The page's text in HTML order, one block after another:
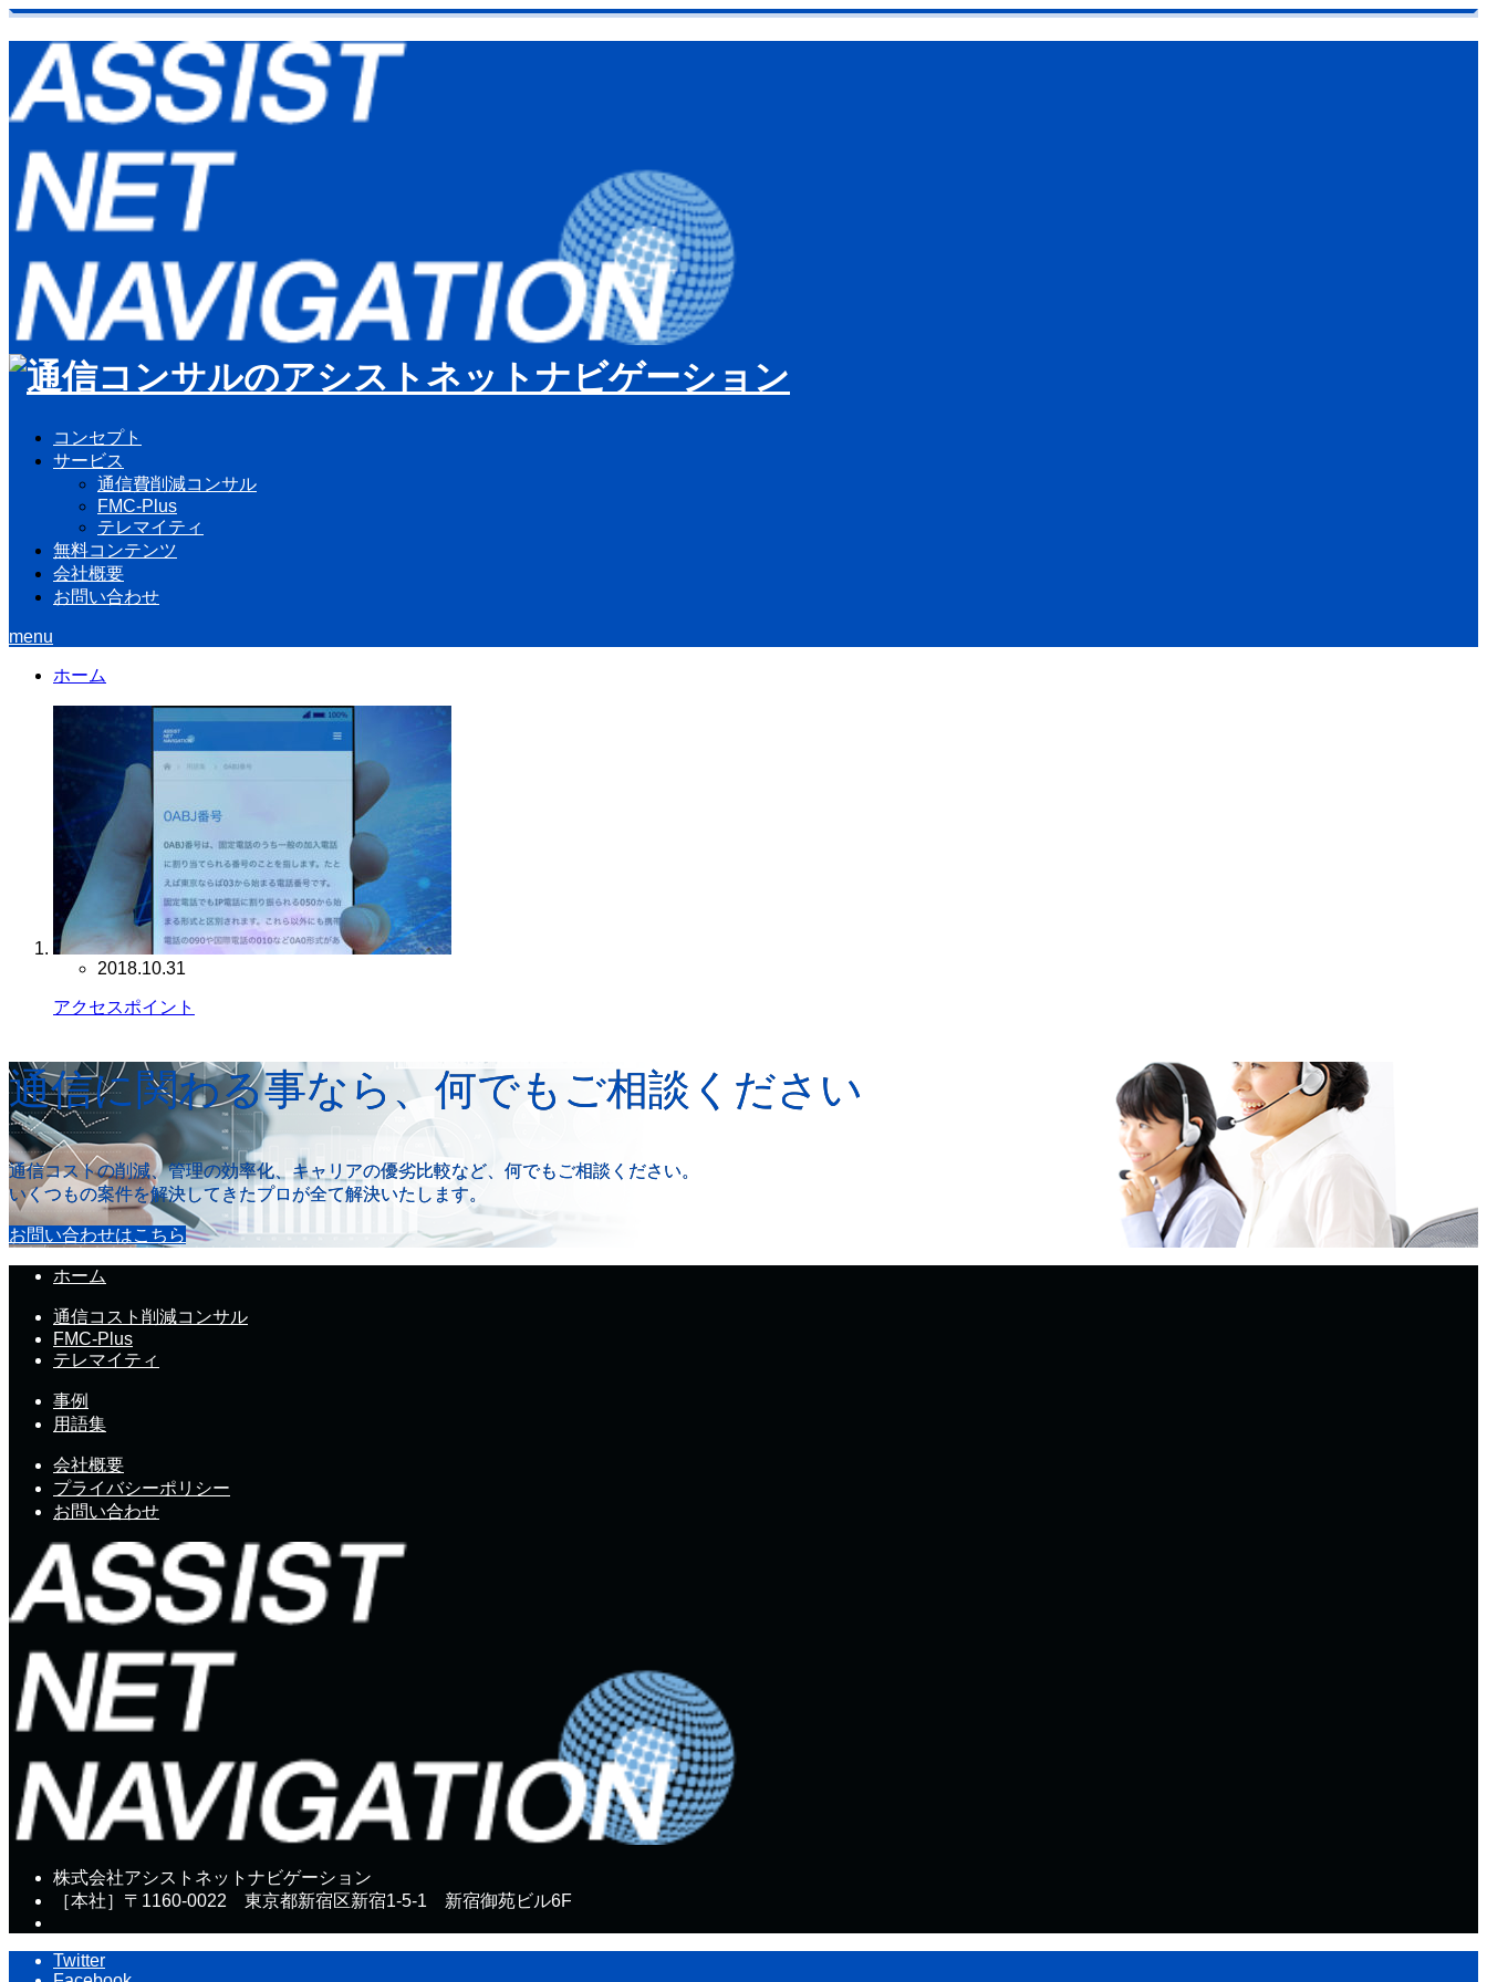
コンセプト
サービス
通信費削減コンサル
FMC-Plus
テレマイティ
無料コンテンツ
会社概要
お問い合わせ
menu
ホーム
2018.10.31
アクセスポイント
通信に関わる事なら、何でもご相談ください
通信コストの削減、管理の効率化、キャリアの優劣比較など、何でもご相談ください。
いくつもの案件を解決してきたプロが全て解決いたします。
お問い合わせはこちら
ホーム
通信コスト削減コンサル
FMC-Plus
テレマイティ
事例
用語集
会社概要
プライバシーポリシー
お問い合わせ
株式会社アシストネットナビゲーション
［本社］〒1160-0022 東京都新宿区新宿1-5-1 新宿御苑ビル6F
Twitter